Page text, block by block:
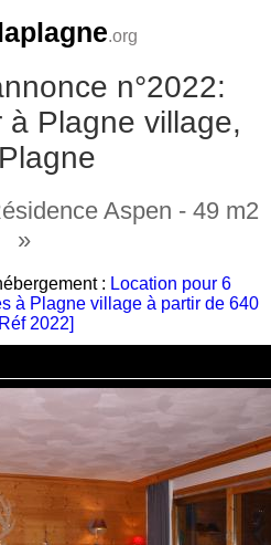
.org
n°2022:
Plagne village,
Aspen - 49 m2
»
: Location pour 6
à Plagne village à partir de 640
2022]